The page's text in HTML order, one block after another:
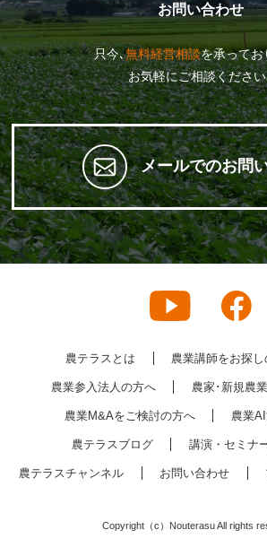
お問い合わせ
只今､無料経営相談を承ってお
お気軽にご相談くださ
メールでのお問
農テラスとは 農業講師をお探
農業参入法人の方へ 農家･新規農
農業M&Aをご検討の方へ 農業
農テラスブログ 講演・セミナ
農テラスチャンネル お問い合わせ
Copyright（c）Nouterasu All rights